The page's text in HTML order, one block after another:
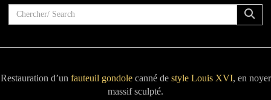
Restauration d’un fauteuil gondolecanné de style Louis XVI, en noyer
massif sculpté.